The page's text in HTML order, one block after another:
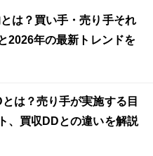
は？買い手・売り手それ
2026年の最新トレンドを
は？売り手が実施する目
、買収DDとの違いを解説